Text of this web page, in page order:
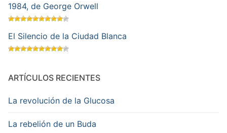
1984, de George Orwell
El Silencio de la Ciudad Blanca
ARTÍCULOS RECIENTES
La revolución de la Glucosa
La rebelión de un Buda